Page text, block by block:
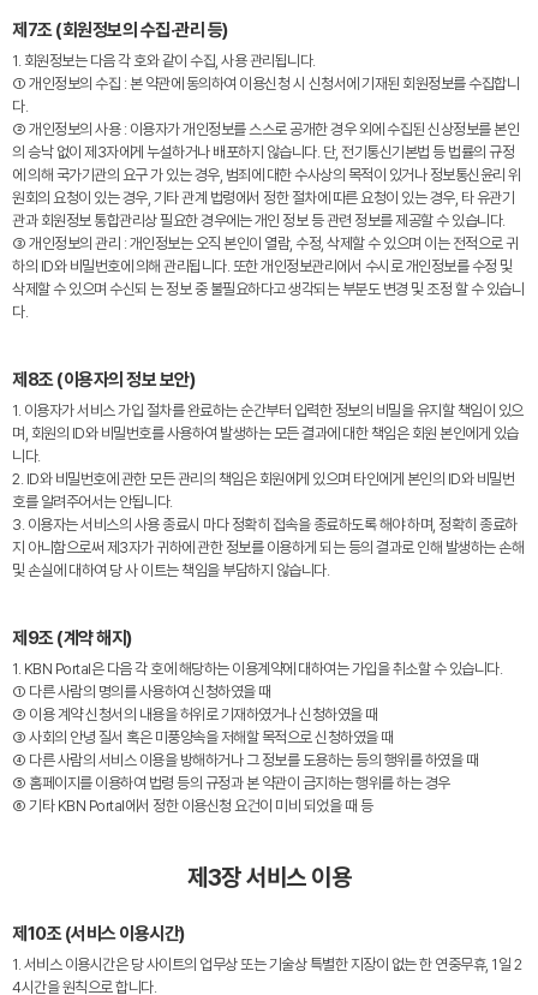
제7조 (회원정보의 수집·관리 등)
1. 회원정보는 다음 각 호와 같이 수집, 사용 관리됩니다.
① 개인정보의 수집 : 본 약관에 동의하여 이용신청 시 신청서에 기재된 회원정보를 수집합니
다.
② 개인정보의 사용 : 이용자가 개인정보를 스스로 공개한 경우 외에 수집된 신상정보를 본인
의 승낙 없이 제3자에게 누설하거나 배포하지 않습니다. 단, 전기통신기본법 등 법률의 규정
에 의해 국가기관의 요구 가 있는 경우, 범죄에 대한 수사상의 목적이 있거나 정보통신윤리 위
원회의 요청이 있는 경우, 기타 관계 법령에서 정한 절차에 따른 요청이 있는 경우, 타 유관기
관과 회원정보 통합관리상 필요한 경우에는 개인 정보 등 관련 정보를 제공할 수 있습니다.
③ 개인정보의 관리 : 개인정보는 오직 본인이 열람, 수정, 삭제할 수 있으며 이는 전적으로 귀
하의 ID와 비밀번호에 의해 관리됩니다. 또한 개인정보관리에서 수시로 개인정보를 수정 및
삭제할 수 있으며 수신되 는 정보 중 불필요하다고 생각되는 부분도 변경 및 조정 할 수 있습니
다.
제8조 (이용자의 정보 보안)
1. 이용자가 서비스 가입 절차를 완료하는 순간부터 입력한 정보의 비밀을 유지할 책임이 있으
며, 회원의 ID와 비밀번호를 사용하여 발생하는 모든 결과에 대한 책임은 회원 본인에게 있습
니다.
2. ID와 비밀번호에 관한 모든 관리의 책임은 회원에게 있으며 타인에게 본인의 ID와 비밀번
호를 알려주어서는 안됩니다.
3. 이용자는 서비스의 사용 종료시 마다 정확히 접속을 종료하도록 해야 하며, 정확히 종료하
지 아니함으로써 제3자가 귀하에 관한 정보를 이용하게 되는 등의 결과로 인해 발생하는 손해
및 손실에 대하여 당 사 이트는 책임을 부담하지 않습니다.
제9조 (계약 해지)
1. KBN Portal은 다음 각 호에 해당하는 이용계약에 대하여는 가입을 취소할 수 있습니다.
① 다른 사람의 명의를 사용하여 신청하였을 때
② 이용 계약 신청서의 내용을 허위로 기재하였거나 신청하였을 때
③ 사회의 안녕 질서 혹은 미풍양속을 저해할 목적으로 신청하였을 때
④ 다른 사람의 서비스 이용을 방해하거나 그 정보를 도용하는 등의 행위를 하였을 때
⑤ 홈페이지를 이용하여 법령 등의 규정과 본 약관이 금지하는 행위를 하는 경우
⑥ 기타 KBN Portal에서 정한 이용신청 요건이 미비 되었을 때 등
제3장 서비스 이용
제10조 (서비스 이용시간)
1. 서비스 이용시간은 당 사이트의 업무상 또는 기술상 특별한 지장이 없는 한 연중무휴, 1일 2
4시간을 원칙으로 합니다.